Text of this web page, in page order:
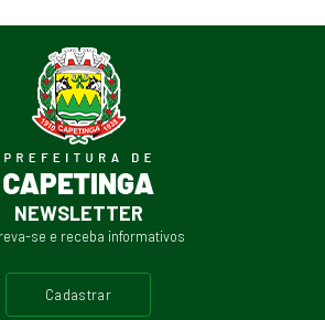
NEWSLETTER
se e receba informativos
cadastrar